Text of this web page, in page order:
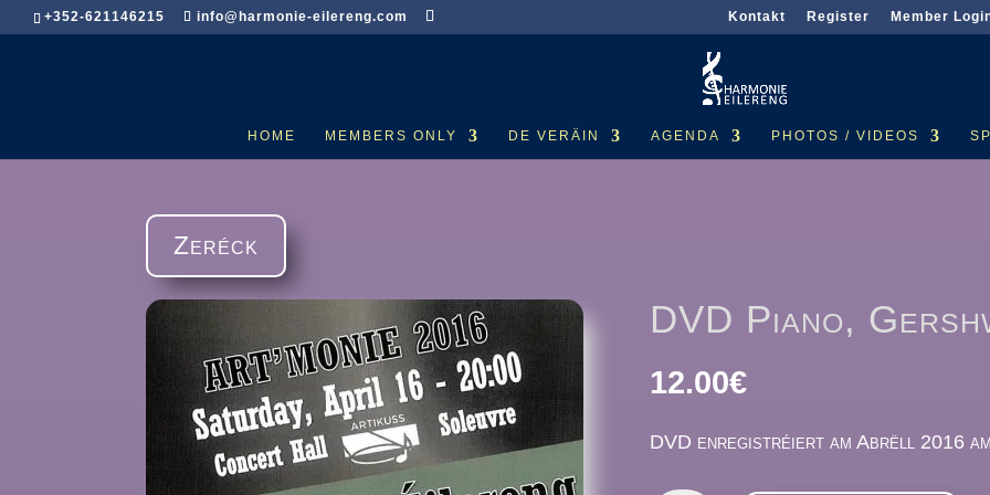
+352-621146215 info@harmonie-eilereng.com Kontakt Register Member
HOME MEMBERS ONLY DE VERÄIN AGENDA PHOTOS / VIDEOS
Zeréck
DVD Piano,
12.00€
DVD enregistréiert am Abrëll 2016